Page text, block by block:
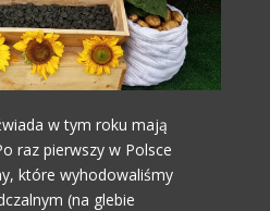
w tym roku mają
raz pierwszy w Polsce
które wyhodowaliśmy
(na glebie